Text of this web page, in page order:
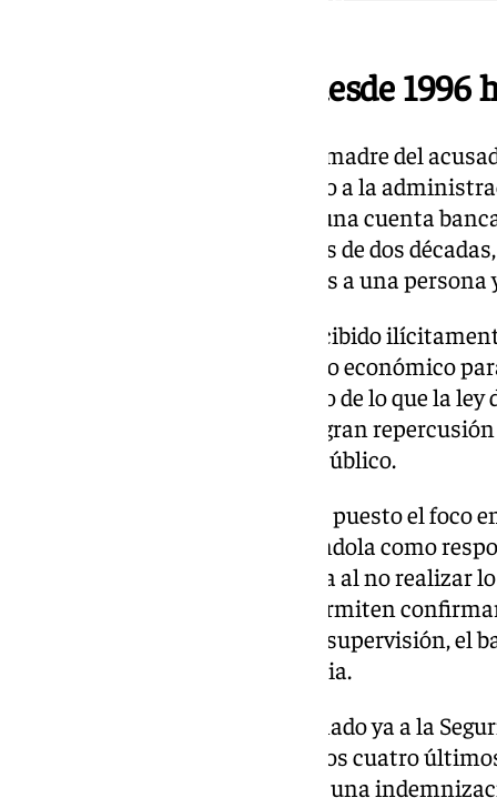
Una pensión activa desde 1996
Según el relato de la Fiscalía, la madre del
pero su hijo no notificó el deceso a la
cobro de la pensión mensual a una cuenta
su progenitora. Así, durante más de dos
a mes de los ingresos destinados a una
La cuantía total que habría percibido
cifra que refleja el grave perjuicio económico
delitos, que se encuadran dentro de lo que la
la Seguridad Social, tienen una gran
sobre los recursos del sistema público.
también ha puesto el foco
domiciliaban los pagos, señalándola como
atribuye una posible negligencia al no realizar
correspondientes, los cuales permiten
sigue con vida. Por esta falta de supervisión, el
Social la muerte de la beneficiaria.
No obstante, la entidad ha abonado ya a la
pensiones correspondientes a los cuatro
euros, quedando aún pendiente una